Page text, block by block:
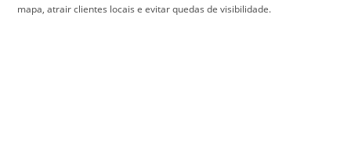
mapa, atrair clientes locais e evitar quedas de visibilidade.